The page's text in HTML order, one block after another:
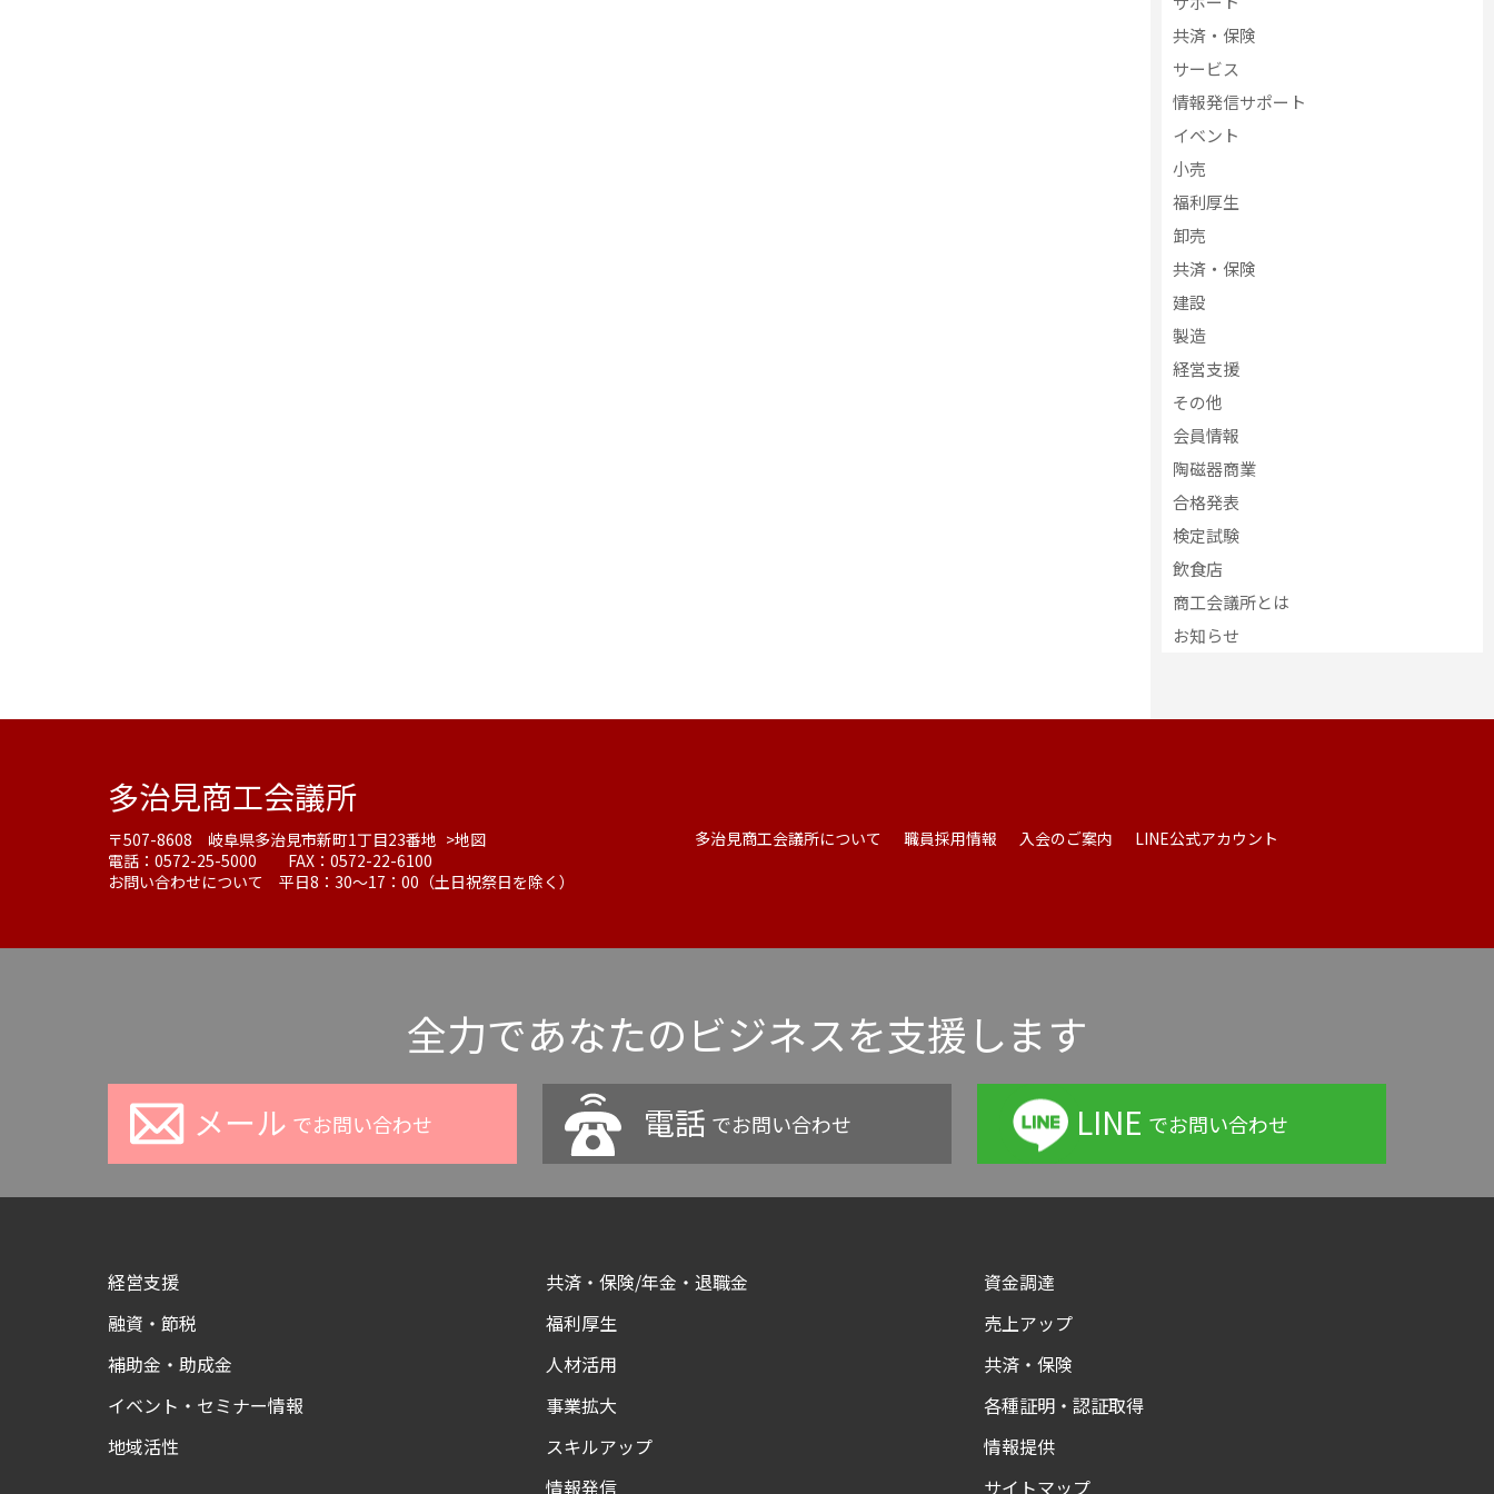
共済・保険
サービス
情報発信サポート
イベント
小売
福利厚生
卸売
共済・保険
建設
製造
経営支援
その他
会員情報
陶磁器商業
合格発表
検定試験
飲食店
商工会議所とは
お知らせ
多治見商工会議所
〒507-8608 岐阜県多治見市新町1丁目23番地 >地図
電話：0572-25-5000 FAX：0572-22-6100
お問い合わせについて 平日8：30～17：00（土日祝祭日を除く）
多治見商工会議所について 職員採用情報 入会のご案内 LINE公式アカウント
全力であなたのビジネスを支援します
メール でお問い合わせ 電話 でお問い合わせ LINE でお問い合わせ
経営支援
融資・節税
補助金・助成金
イベント・セミナー情報
地域活性
共済・保険/年金・退職金
福利厚生
人材活用
事業拡大
スキルアップ
情報発信
資金調達
売上アップ
共済・保険
各種証明・認証取得
情報提供
サイトマップ